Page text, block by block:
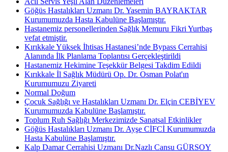
Göğüs Hastalıkları Uzmanı Dr. Yasemin BAYRAKTAR
Kurumumuzda Hasta Kabulüne Başlamıştır.
Hastanemiz personellerinden Sağlık Memuru Fikri Yurtbaş
vefat etmiştir.
Kırıkkale Yüksek İhtisas Hastanesi’nde Bypass Cerrahisi
Alanında İlk Planlama Toplantısı Gerçekleştirildi
Hastanemiz Hekimine Teşekkür Belgesi Takdim Edildi
Kırıkkale İl Sağlık Müdürü Op. Dr. Osman Polat'ın
Kurumumuzu Ziyareti
Normal Doğum
Çocuk Sağlığı ve Hastalıkları Uzmanı Dr. Elçin CEBİYEV
Kurumumuzda Kabulüne Başlamıştır.
Toplum Ruh Sağlığı Merkezimizde Sanatsal Etkinlikler
Göğüs Hastalıkları Uzmanı Dr. Ayşe CİFCİ Kurumumuzda
Hasta Kabulüne Başlamıştır.
Kalp Damar Cerrahisi Uzmanı Dr.Nazlı Cansu GÜRSOY